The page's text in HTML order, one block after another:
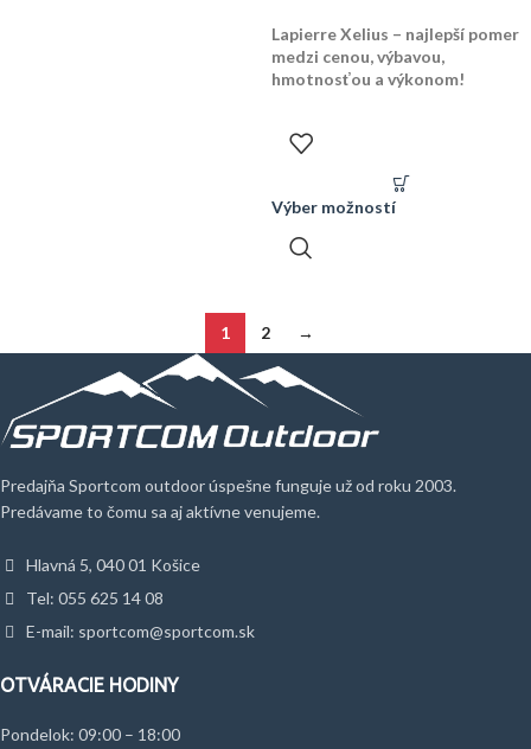
Lapierre Xelius – najlepší pomer
medzi cenou, výbavou,
hmotnosťou a výkonom!
Výber možností
1 2 →
Predajňa Sportcom outdoor úspešne funguje už od roku 2003.
Predávame to čomu sa aj aktívne venujeme.
Hlavná 5, 040 01 Košice
Tel: 055 625 14 08
E-mail: sportcom@sportcom.sk
OTVÁRACIE HODINY
Pondelok: 09:00 – 18:00